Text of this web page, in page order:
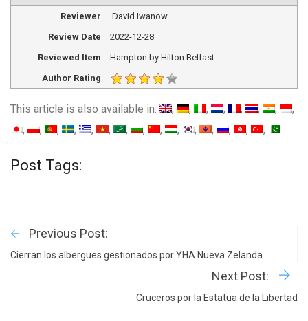
Reviewer
David Iwanow
Review Date
2022-12-28
Reviewed Item
Hampton by Hilton Belfast
Author Rating
This article is also available in:
Post Tags:
Previous Post:
Cierran los albergues gestionados por YHA Nueva Zelanda
Next Post:
Cruceros por la Estatua de la Libertad